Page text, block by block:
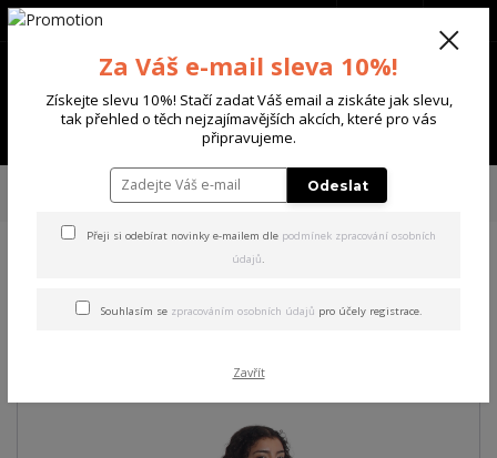
Menu
+420 702 136 620
ŠATY
Yakuza dámské šaty Lost Skull Sweat Dress
Skull Sweat Dress black M
Za Váš e-mail sleva 10%!
Získejte slevu 10%! Stačí zadat Váš email a ziskáte jak slevu,
tak přehled o těch nejzajímavějších akcích, které pro vás
připravujeme.
Odeslat
Přeji si odebírat novinky e-mailem dle podmínek zpracování osobních
údajů.
Souhlasím se zpracováním osobních údajů pro účely registrace.
Zavřít